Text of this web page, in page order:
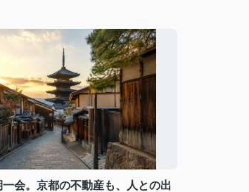
会。京都の不動産も、人との出